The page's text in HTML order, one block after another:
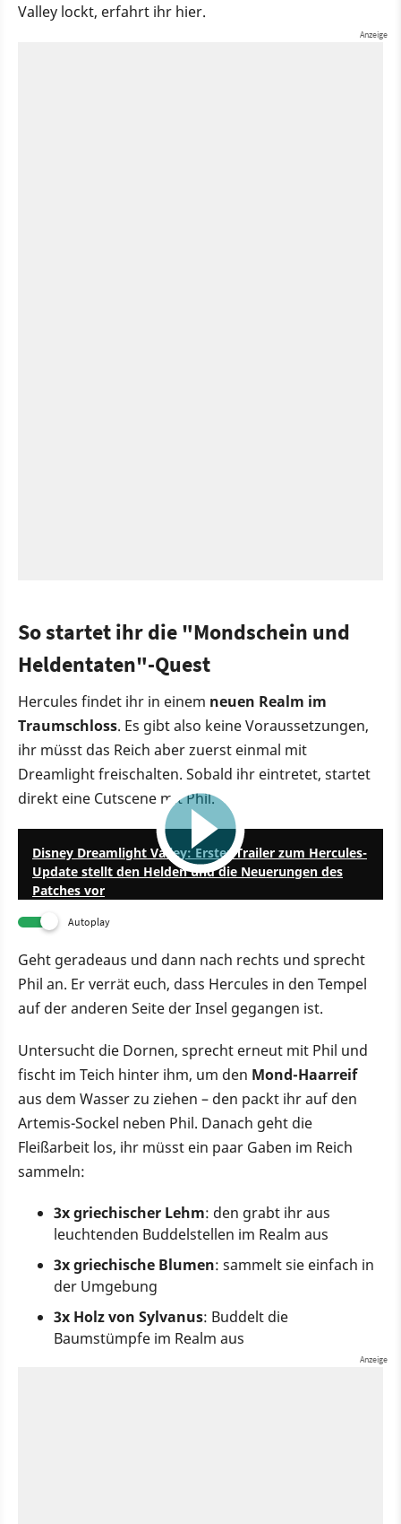
Valley lockt, erfahrt ihr hier.
So startet ihr die "Mondschein und
Heldentaten"-Quest
Hercules findet ihr in einem neuen Realm im
Traumschloss. Es gibt also keine Voraussetzungen,
ihr müsst das Reich aber zuerst einmal mit
Dreamlight freischalten. Sobald ihr eintretet, startet
direkt eine Cutscene mit Phil.
Disney Dreamlight Valley: Erster Trailer zum Hercules-
Update stellt den Helden und die Neuerungen des
Patches vor
Autoplay
Geht geradeaus und dann nach rechts und sprecht
Phil an. Er verrät euch, dass Hercules in den Tempel
auf der anderen Seite der Insel gegangen ist.
Untersucht die Dornen, sprecht erneut mit Phil und
fischt im Teich hinter ihm, um den Mond-Haarreif
aus dem Wasser zu ziehen – den packt ihr auf den
Artemis-Sockel neben Phil. Danach geht die
Fleißarbeit los, ihr müsst ein paar Gaben im Reich
sammeln:
3x griechischer Lehm: den grabt ihr aus
leuchtenden Buddelstellen im Realm aus
3x griechische Blumen: sammelt sie einfach in
der Umgebung
3x Holz von Sylvanus: Buddelt die
Baumstümpfe im Realm aus